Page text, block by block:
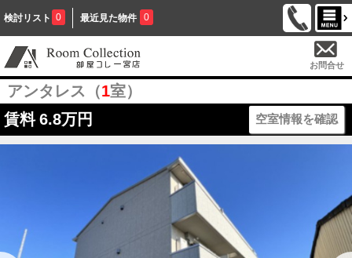
検討リスト 0 最近見た物件 0
お問合せ
アンタレス（1室）
賃料 6.8万円 空室情報を確認